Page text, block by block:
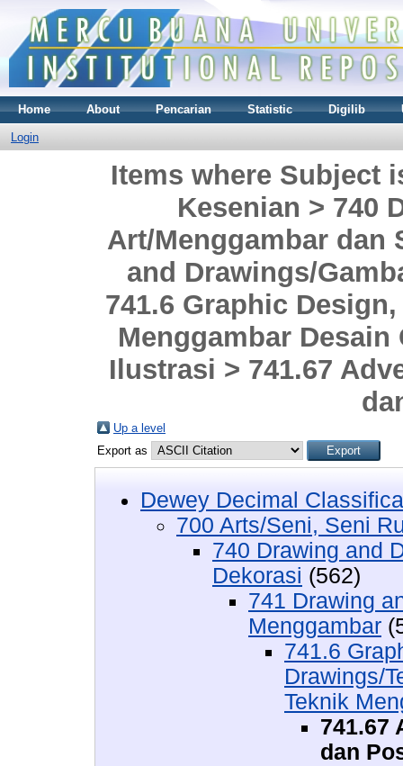
Home About Pencarian Statistic Digilib
Login
Items where Subject
Kesenian > 740
Art/Menggambar dan
and Drawings/
741.6 Graphic
Menggambar
Ilustrasi > 741.67
Up a level
Export as
Dewey Decimal
700 Arts/Seni, Seni
740 Drawing and
Dekorasi (562)
741 Drawing
Menggambar
741.6
Drawings/
Teknik
741.67
dan